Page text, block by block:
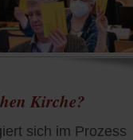
Kirche?
sich im Prozess